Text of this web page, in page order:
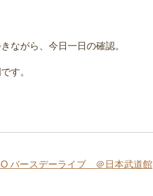
ながら、今日一日の確認。
す。
バースデーライブ ＠日本武道館